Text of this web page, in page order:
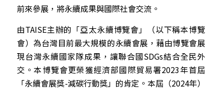
前來參展，將永續成果與國際社會交流。
由TAISE主辦的「亞太永續博覽會」（以下稱本博覽
會）為台灣目前最大規模的永續會展，藉由博覽會展
現台灣永續國家隊成果，讓聯合國SDGs結合全民外
交。本博覽會更榮獲經濟部國際貿易署2023年首屆
「永續會展獎-減碳行動獎」的肯定。本屆（2024年）